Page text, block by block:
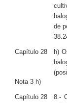
de
Capítulo 28
Nota 3 h)
h)
Capítulo 28
8.-